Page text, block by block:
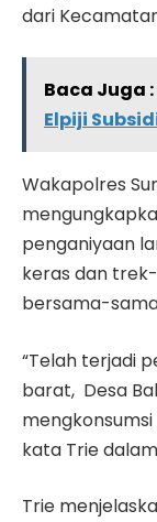
dari
Baca Juga :
Elpiji
Wakapolres
penganiyaan
keras dan
bersama-
“Telah terjadi
barat, Desa
kata Trie
Trie